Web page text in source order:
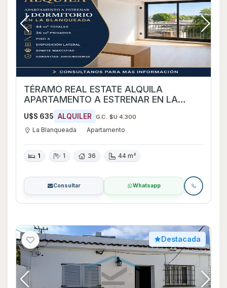
TÉRAMO REAL ESTATE ALQUILA
APARTAMENTO A ESTRENAR EN LA
BLANQUEADA
U$S 635 ALQUILER G.C. $U 4.300
La Blanqueada Apartamento
1 1 36 44 m²
Consultar Whatsapp
Destacada